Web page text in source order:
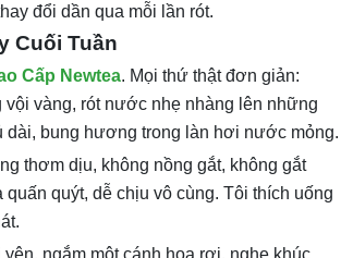
đổi dần qua mỗi lần rót.
Cuối Tuần
Cấp Newtea. Mọi thứ thật đơn giản:
vàng, rót nước nhẹ nhàng lên những
dài, bung hương trong làn hơi nước mỏng.
thơm dịu, không nồng gắt, không gắt
quýt, dễ chịu vô cùng. Tôi thích uống
ngắm một cánh hoa rơi, nghe khúc